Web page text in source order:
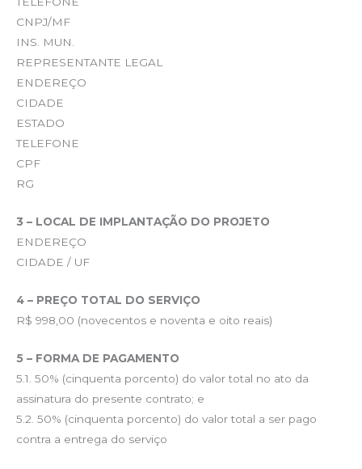
CNPJ/MF
INS. MUN.
REPRESENTANTE LEGAL
ENDEREÇO
CIDADE
ESTADO
TELEFONE
CPF
RG
3 – LOCAL DE IMPLANTAÇÃO DO PROJETO
ENDEREÇO
CIDADE / UF
4 – PREÇO TOTAL DO SERVIÇO
R$ 998,00 (novecentos e noventa e oito reais)
5 – FORMA DE PAGAMENTO
5.1. 50% (cinquenta porcento) do valor total no ato da
assinatura do presente contrato; e
5.2. 50% (cinquenta porcento) do valor total a ser pago
contra a entrega do serviço